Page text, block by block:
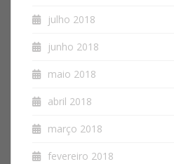
julho 2018
junho 2018
maio 2018
abril 2018
março 2018
fevereiro 2018